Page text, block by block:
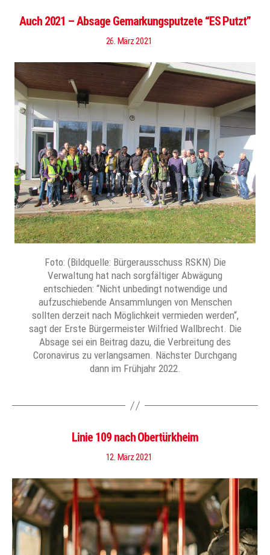
Auch 2021 – Absage Gemarkungsputzete “ES Putzt”
26. März 2021
Foto: (Bildquelle: Bürgerausschuss RSKN) Die
Verwaltung hat nach sorgfältiger Abwägung
entschieden: “Nicht unbedingt notwendige und
aufzuschiebende Ansammlungen von Menschen
sollten derzeit nach Möglichkeit vermieden werden“,
sagt der Erste Bürgermeister Wilfried Wallbrecht. Die
Absage sei ein Beitrag dazu, die Verbreitung des
Coronavirus zu verlangsamen. Nächster Durchgang
dann im Frühjahr 2022.
Linie 109 nach Obertürkheim
12. März 2021